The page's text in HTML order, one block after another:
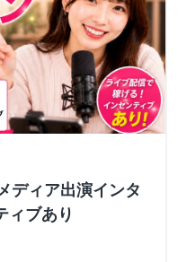
ディア出演インタ
ィブあり